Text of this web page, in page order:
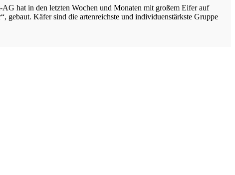
hat in den letzten Wochen und Monaten mit großem Eifer auf
gebaut. Käfer sind die artenreichste und individuenstärkste Gruppe